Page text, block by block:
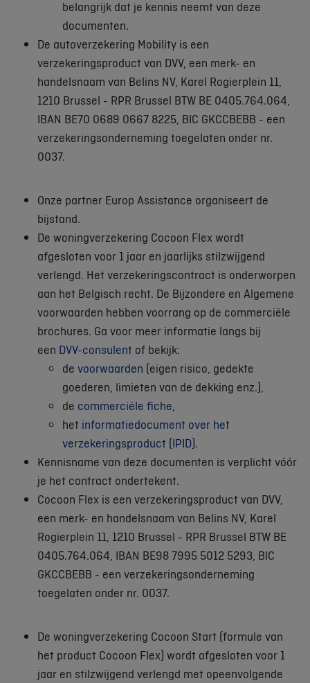
belangrijk dat je kennis neemt van deze
documenten.
De autoverzekering Mobility is een
verzekeringsproduct van DVV, een merk- en
handelsnaam van Belins NV, Karel Rogierplein 11,
1210 Brussel - RPR Brussel BTW BE 0405.764.064,
IBAN BE70 0689 0667 8225, BIC GKCCBEBB - een
verzekeringsonderneming toegelaten onder nr.
0037.
Onze partner Europ Assistance organiseert de
bijstand.
De woningverzekering Cocoon Flex wordt
afgesloten voor 1 jaar en jaarlijks stilzwijgend
verlengd. Het verzekeringscontract is onderworpen
aan het Belgisch recht. De Bijzondere en Algemene
voorwaarden hebben voorrang op de commerciële
brochures. Ga voor meer informatie langs bij
een DVV-consulent of bekijk:
de voorwaarden (eigen risico, gedekte
goederen, limieten van de dekking enz.),
de commerciële fiche
het informatiedocument over het
verzekeringsproduct (IPID).
Kennisname van deze documenten is verplicht vóór
je het contract ondertekent.
Cocoon Flex is een verzekeringsproduct van DVV,
een merk- en handelsnaam van Belins NV, Karel
Rogierplein 11, 1210 Brussel - RPR Brussel BTW BE
0405.764.064, IBAN BE98 7995 5012 5293, BIC
GKCCBEBB - een verzekeringsonderneming
toegelaten onder nr. 0037.
De woningverzekering Cocoon Start (formule van
het product Cocoon Flex) wordt afgesloten voor 1
jaar en stilzwijgend verlengd met opeenvolgende